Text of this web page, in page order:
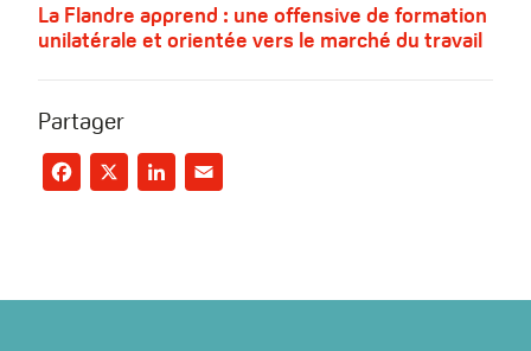
La Flandre apprend : une offensive de formation
unilatérale et orientée vers le marché du travail
Partager
Facebook
X LinkedIn